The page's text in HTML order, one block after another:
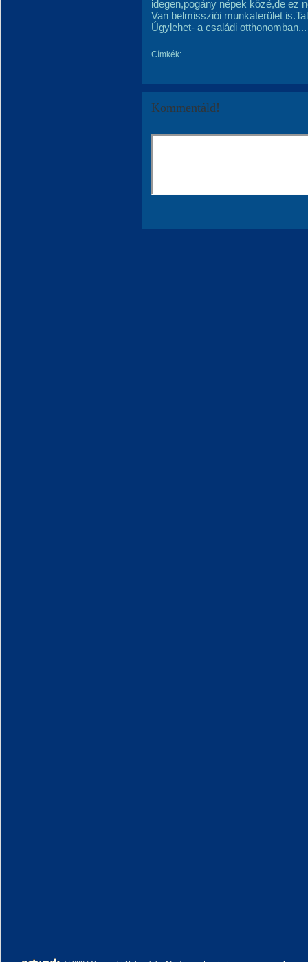
idegen,pogány népek közé,de ez
Van belmissziói munkaterület
Úgylehet- a családi otthonomban...
Címkék:
Kommentáld!